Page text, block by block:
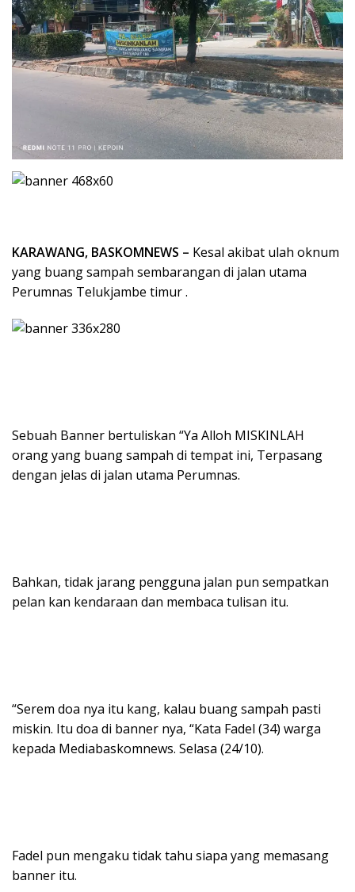
KARAWANG, BASKOMNEWS – Kesal akibat ulah oknum
yang buang sampah sembarangan di jalan utama
Perumnas Telukjambe timur .
Sebuah Banner bertuliskan “Ya Alloh MISKINLAH
orang yang buang sampah di tempat ini, Terpasang
dengan jelas di jalan utama Perumnas.
Bahkan, tidak jarang pengguna jalan pun sempatkan
pelan kan kendaraan dan membaca tulisan itu.
“Serem doa nya itu kang, kalau buang sampah pasti
miskin. Itu doa di banner nya, “Kata Fadel (34) warga
kepada Mediabaskomnews. Selasa (24/10).
Fadel pun mengaku tidak tahu siapa yang memasang
banner itu.